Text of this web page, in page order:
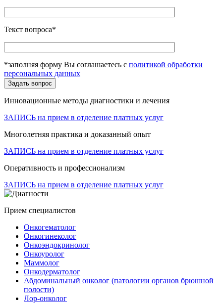
Текст вопроса*
*заполняя форму Вы соглашаетесь с политикой обработки
персональных данных
Инновационные методы диагностики и лечения
ЗАПИСЬ на прием в отделение платных услуг
Многолетняя практика и доказанный опыт
ЗАПИСЬ на прием в отделение платных услуг
Оперативность и профессионализм
ЗАПИСЬ на прием в отделение платных услуг
Прием специалистов
Онкогематолог
Онкогинеколог
Онкоэндокринолог
Онкоуролог
Маммолог
Онкодерматолог
Абдоминальный онколог (патологии органов брюшной
полости)
Лор-онколог